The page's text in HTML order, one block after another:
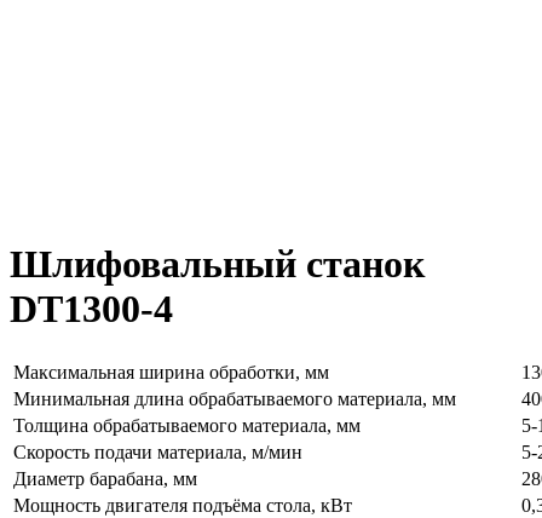
Шлифовальный станок
DT1300-4
Максимальная ширина обработки, мм
Минимальная длина обрабатываемого материала, мм
Толщина обрабатываемого материала, мм
5-
Скорость подачи материала, м/мин
5-
Диаметр барабана, мм
Мощность двигателя подъёма стола, кВт